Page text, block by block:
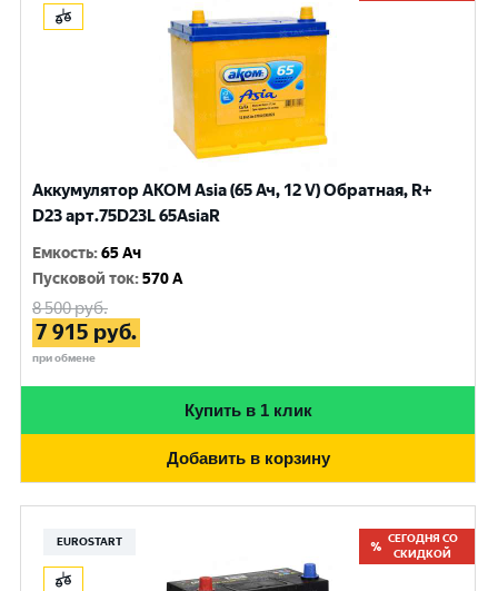
Аккумулятор AKOM Asia (65 Ач, 12 V) Обратная, R+
D23 арт.75D23L 65AsiaR
Емкость:65 Ач
Пусковой ток:570 A
8 500руб.
7 915 руб.
при обмене
Купить в 1 клик
Добавить в корзину
EUROSTART
СЕГОДНЯ СО
СКИДКОЙ